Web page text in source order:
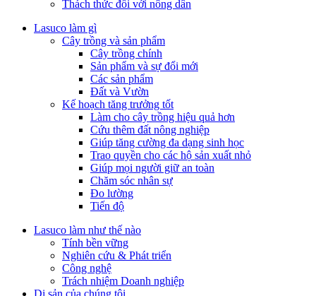
Thách thức đối với nông dân
Lasuco làm gì
Cây trồng và sản phẩm
Cây trồng chính
Sản phẩm và sự đổi mới
Các sản phẩm
Đất và Vườn
Kế hoạch tăng trưởng tốt
Làm cho cây trồng hiệu quả hơn
Cứu thêm đất nông nghiệp
Giúp tăng cường đa dạng sinh học
Trao quyền cho các hộ sản xuất nhỏ
Giúp mọi người giữ an toàn
Chăm sóc nhân sự
Đo lường
Tiến độ
Lasuco làm như thế nào
Tính bền vững
Nghiên cứu & Phát triển
Công nghệ
Trách nhiệm Doanh nghiệp
Di sản của chúng tôi